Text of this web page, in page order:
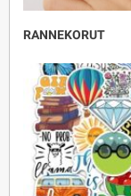
RANNEKORUT